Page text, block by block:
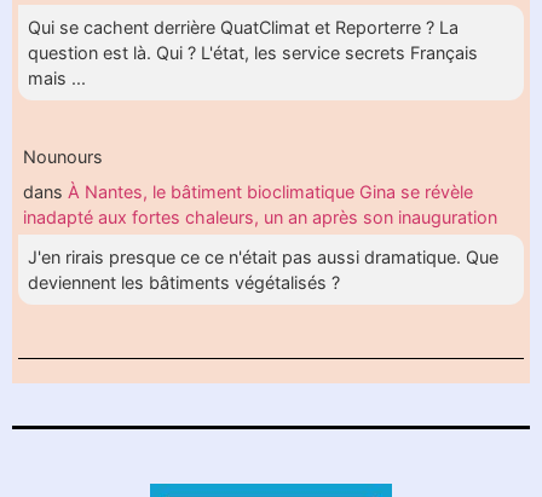
Qui se cachent derrière QuatClimat et Reporterre ? La
question est là. Qui ? L'état, les service secrets Français
mais ...
Nounours
dans À Nantes, le bâtiment bioclimatique Gina se révèle
inadapté aux fortes chaleurs, un an après son inauguration
J'en rirais presque ce ce n'était pas aussi dramatique. Que
deviennent les bâtiments végétalisés ?